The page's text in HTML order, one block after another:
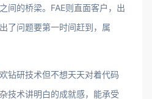
间的桥梁。FAE则直面客户，出
了问题要第一时间赶到，属
钻研技术但不想天天对着代码
技术讲明白的成就感，能承受